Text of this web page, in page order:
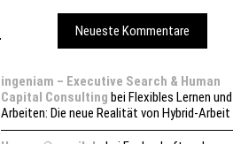
Neueste Kommentare
ingeniam – Executive Search & Human
Capital Consulting bei Flexibles Lernen und
Arbeiten: Die neue Realität von Hybrid-Arbeit